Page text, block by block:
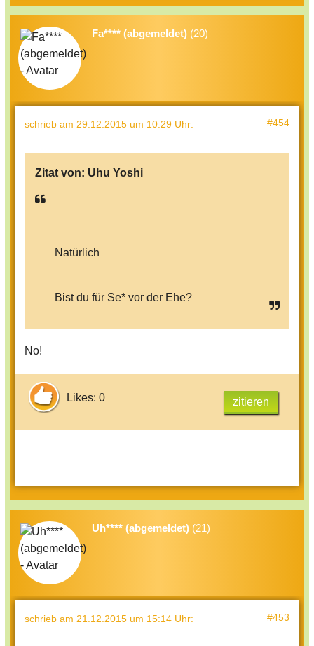
Fa**** (abgemeldet) (20)
schrieb am 29.12.2015 um 10:29 Uhr: #454
Zitat von: Uhu Yoshi
Natürlich
Bist du für Se* vor der Ehe?
No!
Likes: 0 zitieren
Uh**** (abgemeldet) (21)
schrieb am 21.12.2015 um 15:14 Uhr: #453